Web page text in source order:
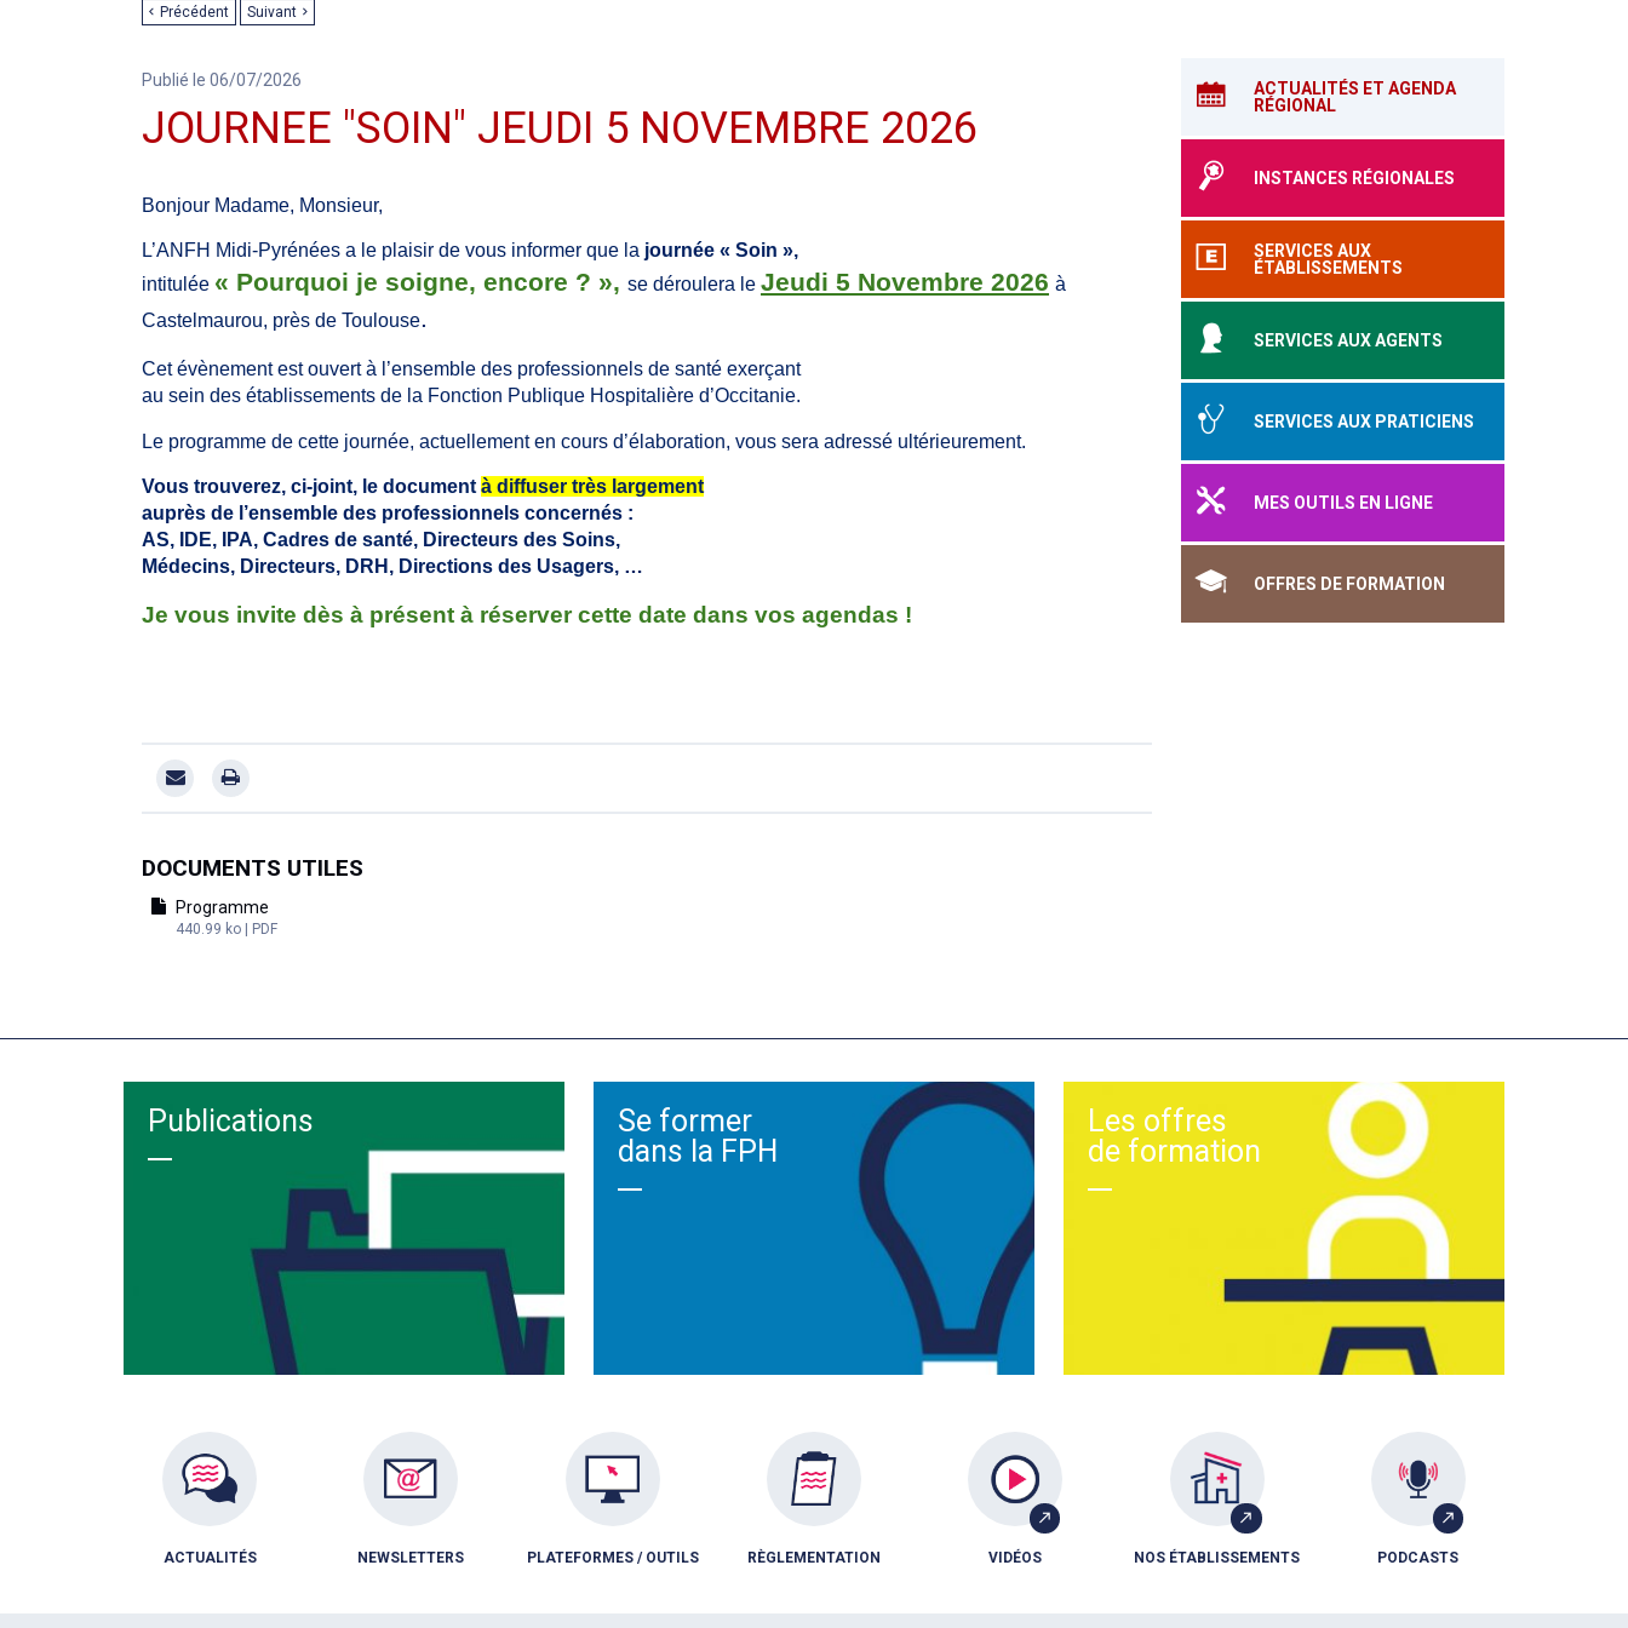
ACTUALITÉS ET AGENDA
RÉGIONAL
INSTANCES RÉGIONALES
SERVICES AUX
ÉTABLISSEMENTS
SERVICES AUX AGENTS
SERVICES AUX PRATICIENS
MES OUTILS EN LIGNE
OFFRES DE FORMATION
Précédent Suivant
Publié le 06/07/2026
JOURNEE "SOIN" JEUDI 5 NOVEMBRE 2026
Bonjour Madame, Monsieur,
L’ANFH Midi-Pyrénées a le plaisir de vous informer que la journée « Soin »,
intitulée « Pourquoi je soigne, encore ? », se déroulera le Jeudi 5 Novembre 2026 à
Castelmaurou, près de Toulouse.
Cet évènement est ouvert à l’ensemble des professionnels de santé exerçant
au sein des établissements de la Fonction Publique Hospitalière d’Occitanie.
Le programme de cette journée, actuellement en cours d’élaboration, vous sera adressé ultérieurement.
Vous trouverez, ci-joint, le document à diffuser très largement
auprès de l’ensemble des professionnels concernés :
AS, IDE, IPA, Cadres de santé, Directeurs des Soins,
Médecins, Directeurs, DRH, Directions des Usagers, …
Je vous invite dès à présent à réserver cette date dans vos agendas !
DOCUMENTS UTILES
Programme
440.99 ko | PDF
Publications
Se former
dans la FPH
Les offres
de formation
ACTUALITÉS NEWSLETTERS PLATEFORMES / OUTILS RÈGLEMENTATION VIDÉOS NOS ÉTABLISSEMENTS PODCASTS